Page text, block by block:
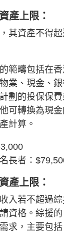
產上限 ：
其資產不得
範疇包括在
業、現金、
劃的投保保
可轉換為現
計算。
長者：
產上限 ：
入若不超過綜
資格。綜援
求，主要包括